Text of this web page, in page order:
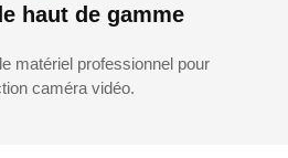
haut de gamme
matériel professionnel pour
caméra vidéo.